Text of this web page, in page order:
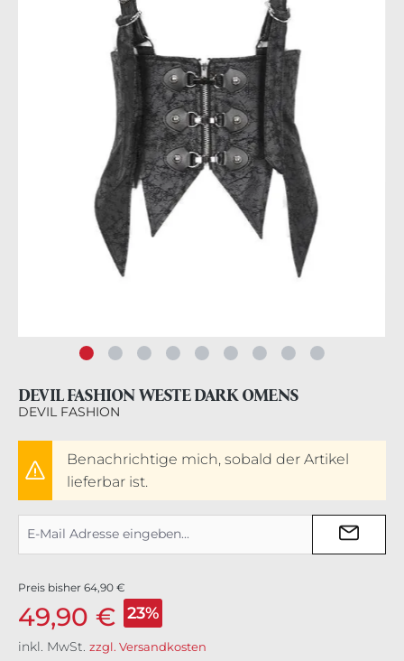
DEVIL FASHION WESTE DARK OMENS
DEVIL FASHION
Benachrichtige mich, sobald der Artikel
lieferbar ist.
Preis bisher 64,90 €
49,90 € 23%
inkl. MwSt. zzgl. Versandkosten